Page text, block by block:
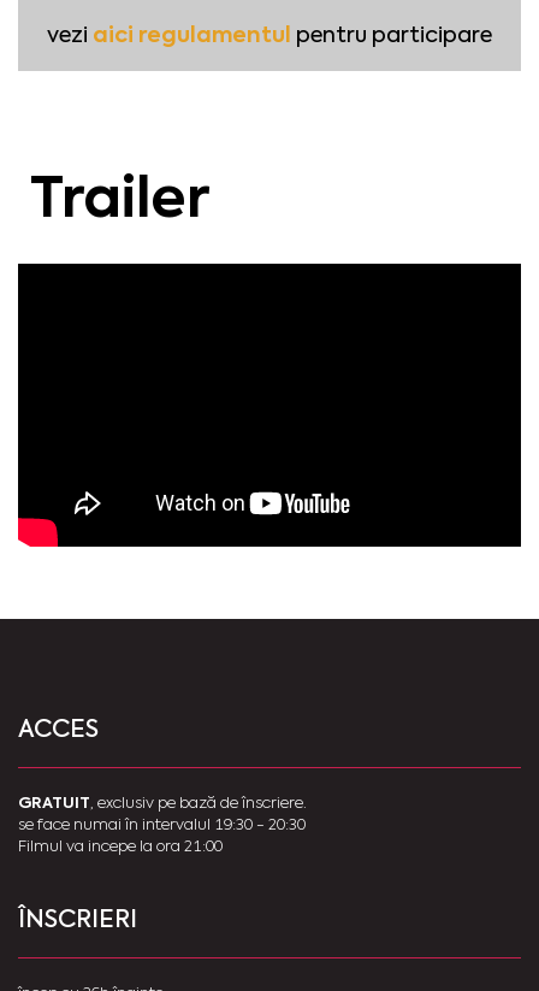
vezi aici regulamentul pentru participare
Trailer
ACCES
GRATUIT, exclusiv pe bază de înscriere.
se face numai în intervalul 19:30 - 20:30
Filmul va incepe la ora 21:00
ÎNSCRIERI